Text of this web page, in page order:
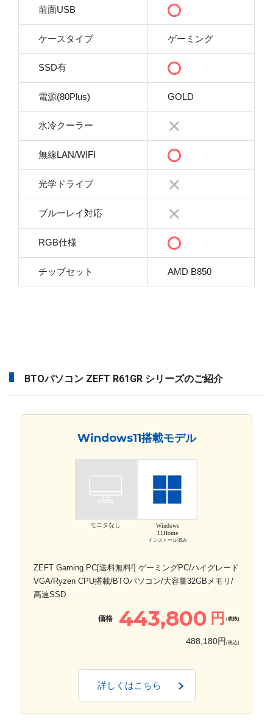
前面USB
ケースタイプ ゲーミング
SSD有
電源(80Plus) GOLD
水冷クーラー
無線LAN/WIFI
光学ドライブ
ブルーレイ対応
RGB仕様
チップセット AMD B850
BTOパソコン ZEFT R61GR シリーズのご紹介
Windows11搭載モデル
モニタなし
Windows
11Home
インストール済み
ZEFT Gaming PC[送料無料!] ゲーミングPC/ハイグレード
VGA/Ryzen CPU搭載/BTOパソコン/大容量32GBメモリ/
高速SSD
価格 443,800 円 (税抜)
488,180円 (税込)
詳しくはこちら